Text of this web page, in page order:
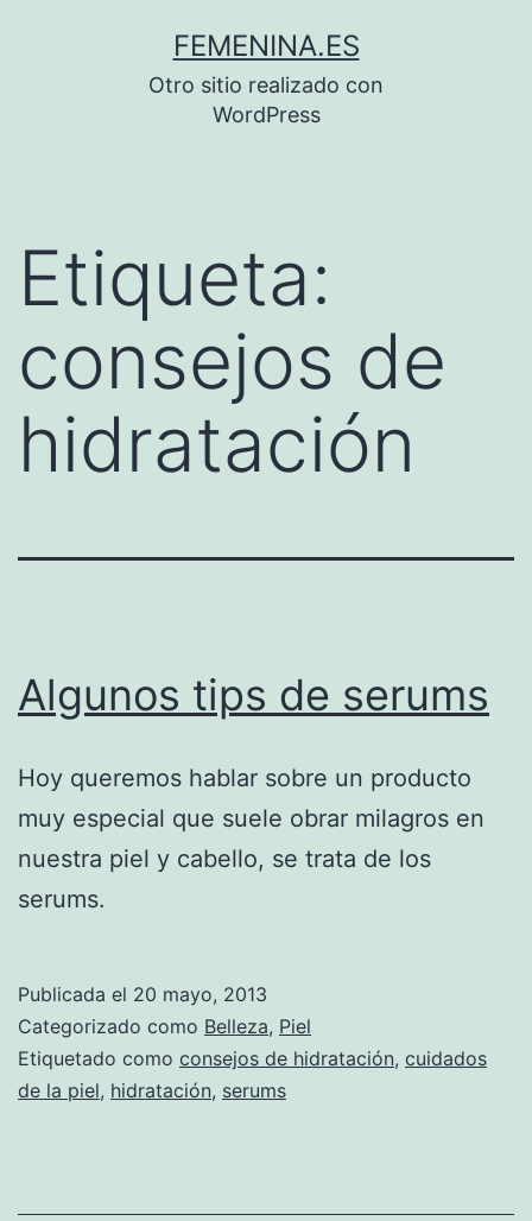
FEMENINA.ES
Otro sitio realizado con
WordPress
Etiqueta:
consejos de
hidratación
Algunos tips de serums
Hoy queremos hablar sobre un producto
muy especial que suele obrar milagros en
nuestra piel y cabello, se trata de los
serums.
Publicada el 20 mayo, 2013
Categorizado como Belleza, Piel
Etiquetado como consejos de hidratación, cuidados
de la piel, hidratación, serums